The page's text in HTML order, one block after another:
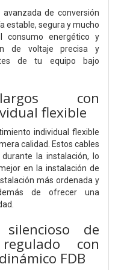
de conversión
estable, segura y mucho
consumo energético y
de voltaje precisa y
de tu equipo bajo
con
flexible
individual flexible
calidad. Estos cables
la instalación, lo
en la instalación de
más ordenada y
de ofrecer una
de
con
FDB